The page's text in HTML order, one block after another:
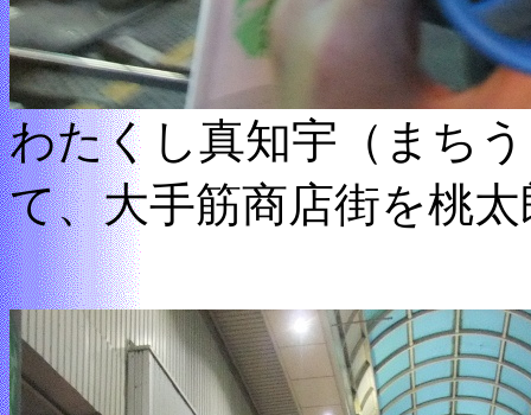
わたくし真知宇（まち
て、大手筋商店街を桃